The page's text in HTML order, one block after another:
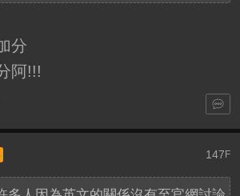
分
阿!!!
147 F